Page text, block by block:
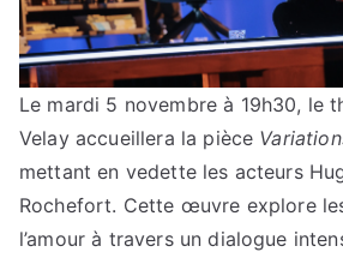
Le mardi 5 novembre à 19h30, le
Velay accueillera la pièce
mettant en vedette les acteurs
Rochefort. Cette œuvre explore
l’amour à travers un dialogue